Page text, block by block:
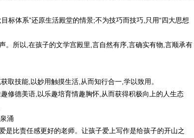
体系”还原生活殿堂的情景;不为技巧而技巧,只用“四大思想
所以,在孩子的文学宫殿里,言自然有序,言确实有物,言顺承有
技能,以妙用触摸生活,从而知行合一,学以致用。
德美语,以乐趣培育情趣胸怀,从而获得积极向上的人生态
涌
责任感更好的老师。让孩子爱上写作是给孩子的开山之